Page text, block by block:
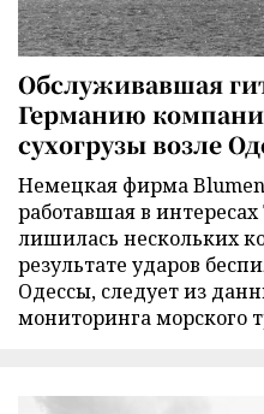
Обслуживавшая
Германию
сухогрузы возле
Немецкая фирма
работавшая в интересах
лишилась нескольких
результате ударов
Одессы, следует из
мониторинга морского